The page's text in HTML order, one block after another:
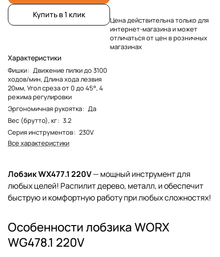
Купить в 1 клик
Характеристики
Фишки: Движение пилки до 3100
ходов/мин, Длина хода лезвия
20мм, Угол среза от 0 до 45°, 4
режима регулировки
Эргономичная рукоятка: Да
Вес (брутто), кг: 3.2
Серия инструментов: 230V
Все характеристики
Цена действительна только для
интернет-магазина и может
отличаться от цен в розничных
магазинах
Лобзик WX477.1 220V— мощный инструмент для
любых целей! Распилит дерево, металл, и обеспечит
быструю и комфортную работу при любых сложностях!
Особенности лобзика WORX
WG478.1 220V